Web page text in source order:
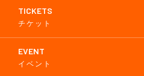
TICKETS
チケット
EVENT
イベント